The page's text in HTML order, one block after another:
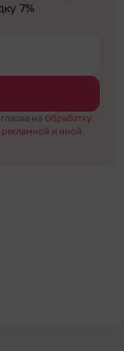
7%
на Обработку
рекламной и иной